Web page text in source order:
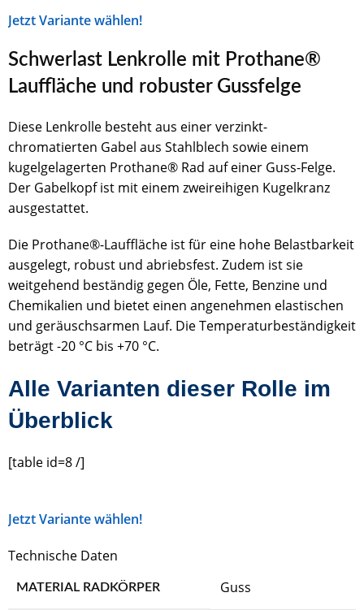
Jetzt Variante wählen!
Schwerlast Lenkrolle mit Prothane®
Lauffläche und robuster Gussfelge
Diese Lenkrolle besteht aus einer verzinkt-
chromatierten Gabel aus Stahlblech sowie einem
kugelgelagerten Prothane® Rad auf einer Guss-Felge.
Der Gabelkopf ist mit einem zweireihigen Kugelkranz
ausgestattet.
Die Prothane®-Lauffläche ist für eine hohe Belastbarkeit
ausgelegt, robust und abriebsfest. Zudem ist sie
weitgehend beständig gegen Öle, Fette, Benzine und
Chemikalien und bietet einen angenehmen elastischen
und geräuschsarmen Lauf. Die Temperaturbeständigkeit
beträgt -20 °C bis +70 °C.
Alle Varianten dieser Rolle im
Überblick
[table id=8 /]
Jetzt Variante wählen!
Technische Daten
MATERIAL RADKÖRPER Guss